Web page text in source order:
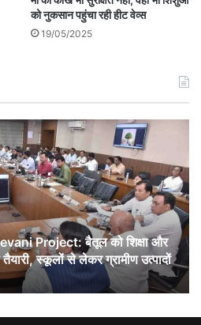
को नुकसान पहुंचा रही हीट वेव्स
19/05/2025
Project: बैतूल को शिक्षा और
स्कूलों से लेकर ग्रामीण उत्पादों